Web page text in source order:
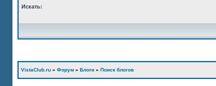
Искать:
VistaClub.ru » Форум » Блоги » Поиск блогов